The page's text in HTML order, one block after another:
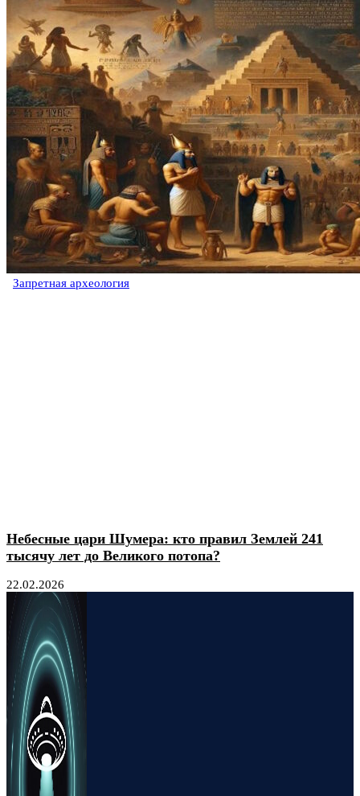
Запретная археология
Небесные цари Шумера: кто правил Землей 241
тысячу лет до Великого потопа?
22.02.2026